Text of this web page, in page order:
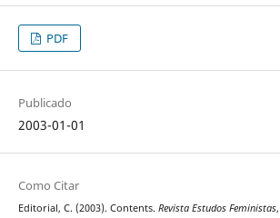
PDF
Publicado
2003-01-01
Como Citar
Editorial, C. (2003). Contents. Revista Estudos Feministas,